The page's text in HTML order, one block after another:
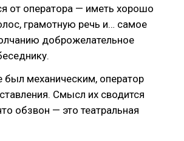
от оператора — иметь хорошо
грамотную речь и… самое
доброжелательное
был механическим, оператор
Смысл их сводится
обзвон — это театральная